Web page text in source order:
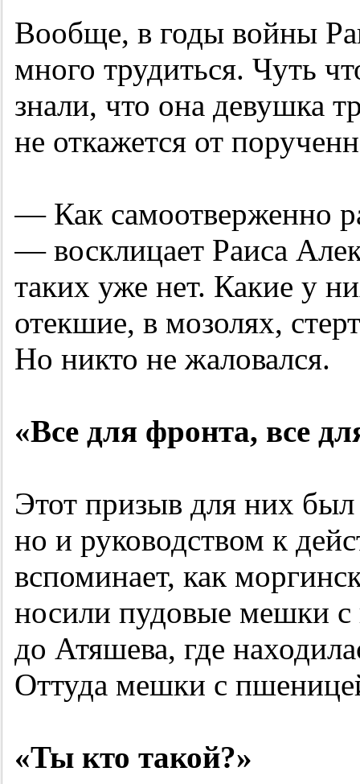
Вообще, в годы войны
много трудиться. Чуть
знали, что она девушка
не откажется от
— Как самоотверженно
— восклицает Раиса
таких уже нет. Какие у
отекшие, в мозолях,
Но никто не жаловался.
«Все для фронта, все
Этот призыв для них был
но и руководством к
вспоминает, как
носили пудовые мешки с
до Атяшева, где
Оттуда мешки с
«Ты кто такой?»